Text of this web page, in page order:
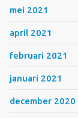
mei 2021
april 2021
februari 2021
januari 2021
december 2020